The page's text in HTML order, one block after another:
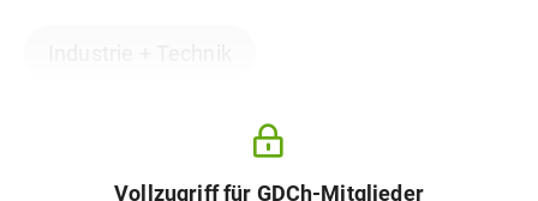
Vollzugriff für GDCh-Mitglieder